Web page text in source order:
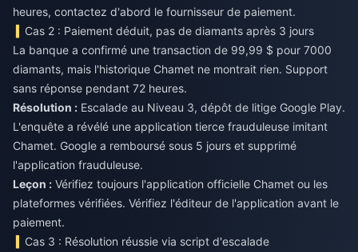
heures, contactez d'abord le fournisseur de paiement.
Cas 2 : Paiement déduit, pas de diamants après 3 jours
La banque a confirmé une transaction de 99,99 $ pour 7000
diamants, mais l'historique Chamet ne montrait rien. Support
sans réponse pendant 72 heures.
Résolution : Escalade au Niveau 3, dépôt de litige Google Play.
L'enquête a révélé une application tierce frauduleuse imitant
Chamet. Google a remboursé sous 5 jours et supprimé
l'application frauduleuse.
Leçon : Vérifiez toujours l'application officielle Chamet ou les
plateformes vérifiées. Vérifiez l'éditeur de l'application avant le
paiement.
Cas 3 : Résolution réussie via script d'escalade